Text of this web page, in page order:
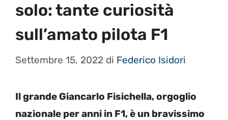
solo: tante curiosità
sull’amato pilota F1
Settembre 15, 2022 di Federico Isidori
Il grande Giancarlo Fisichella, orgoglio
nazionale per anni in F1, è un bravissimo